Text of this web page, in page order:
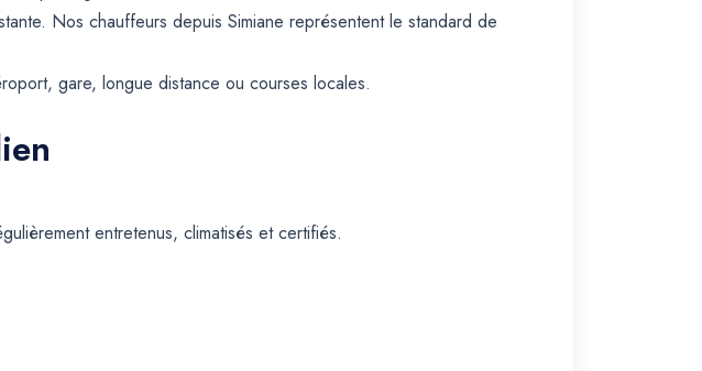
Nos chauffeurs depuis Simiane représentent le standard de
gare, longue distance ou courses locales.
entretenus, climatisés et certifiés.